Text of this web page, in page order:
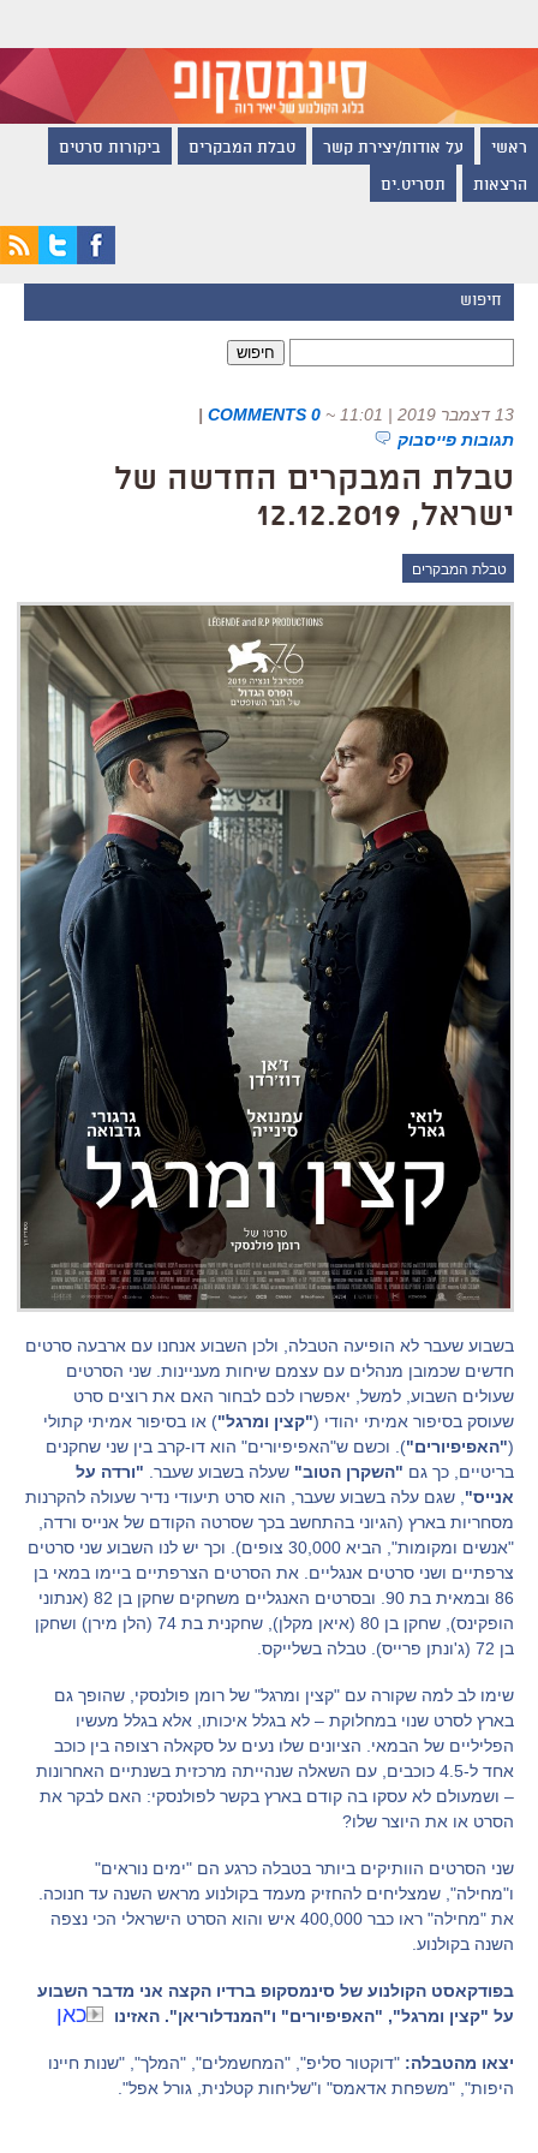
ראשי על אודות/יצירת קשר טבלת המבקרים ביקורות סרטים
הרצאות תסריט.ים
חיפוש
13 דצמבר 2019 | 11:01 ~
0 COMMENTS
|
תגובות פייסבוק
טבלת המבקרים החדשה של
ישראל, 12.12.2019
טבלת המבקרים
בשבוע שעבר לא הופיעה הטבלה, ולכן השבוע אנחנו עם ארבעה סרטים
חדשים שכמובן מנהלים עם עצמם שיחות מעניינות. שני הסרטים
שעולים השבוע, למשל, יאפשרו לכם לבחור האם את רוצים סרט
שעוסק בסיפור אמיתי יהודי ("קצין ומרגל") או בסיפור אמיתי קתולי
("האפיפיורים"). וכשם ש"האפיפיורים" הוא דו-קרב בין שני שחקנים
בריטיים, כך גם "השקרן הטוב" שעלה בשבוע שעבר. "ורדה על
אנייס" , שגם עלה בשבוע שעבר, הוא סרט תיעודי נדיר שעולה להקרנות
מסחריות בארץ (הגיוני בהתחשב בכך שסרטה הקודם של אנייס ורדה,
"אנשים ומקומות", הביא 30,000 צופים). וכך יש לנו השבוע שני סרטים
צרפתיים ושני סרטים אנגליים. את הסרטים הצרפתיים ביימו במאי בן
86 ובמאית בת 90. ובסרטים האנגליים משחקים שחקן בן 82 (אנתוני
הופקינס), שחקן בן 80 (איאן מקלן), שחקנית בת 74 (הלן מירן) ושחקן
בן 72 (ג'ונתן פרייס). טבלה בשלייקס.
שימו לב למה שקורה עם "קצין ומרגל" של רומן פולנסקי, שהופך גם
בארץ לסרט שנוי במחלוקת – לא בגלל איכותו, אלא בגלל מעשיו
הפליליים של הבמאי. הציונים שלו נעים על סקאלה רצופה בין כוכב
אחד ל-4.5 כוכבים, עם השאלה שנהייתה מרכזית בשנתיים האחרונות
– ושמעולם לא עסקו בה קודם בארץ בקשר לפולנסקי: האם לבקר את
הסרט או את היוצר שלו?
שני הסרטים הוותיקים ביותר בטבלה כרגע הם "ימים נוראים"
ו"מחילה", שמצליחים להחזיק מעמד בקולנוע מראש השנה עד חנוכה.
את "מחילה" ראו כבר 400,000 איש והוא הסרט הישראלי הכי נצפה
השנה בקולנוע.
בפודקאסט הקולנוע של סינמסקופ ברדיו הקצה אני מדבר השבוע
על "קצין ומרגל", "האפיפיורים" ו"המנדלוריאן". האזינו
כאן
יצאו מהטבלה: "דוקטור סליפ", "המחשמלים", "המלך", "שנות חיינו
היפות", "משפחת אדאמס" ו"שליחות קטלנית, גורל אפל".